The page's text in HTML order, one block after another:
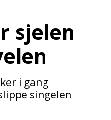
sjelen
i gang
singelen